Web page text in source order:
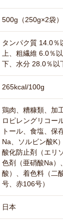
500g（250g×2袋）
タンパク質 14.0％
上、粗繊維 6.0％
下、水分 28.0％以
265kcal/100g
鶏肉、糟糠類、加
ロピレングリコー
トール、食塩、保
Na、ソルビン酸K
酸化防止剤（エリ
色剤（亜硝酸Na）
酸）、着色料（二
号、赤106号）
日本